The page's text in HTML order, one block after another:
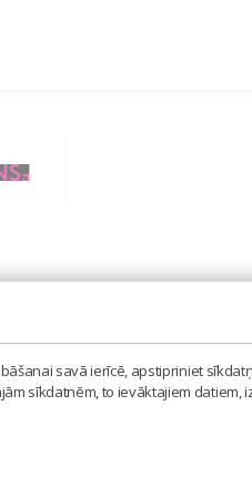
savā ierīcē, apstipriniet
sīkdatnēm, to ievāktajiem datiem,